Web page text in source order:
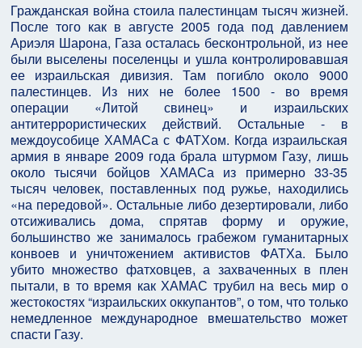
Гражданская война стоила палестинцам тысяч жизней.
После того как в августе 2005 года под давлением
Ариэля Шарона, Газа осталась бесконтрольной, из нее
были выселены поселенцы и ушла контролировавшая
ее израильская дивизия. Там погибло около 9000
палестинцев. Из них не более 1500 - во время
операции «Литой свинец» и израильских
антитеррористических действий. Остальные - в
междоусобице ХАМАСа с ФАТХом. Когда израильская
армия в январе 2009 года брала штурмом Газу, лишь
около тысячи бойцов ХАМАСа из примерно 33-35
тысяч человек, поставленных под ружье, находились
«на передовой». Остальные либо дезертировали, либо
отсиживались дома, спрятав форму и оружие,
большинство же занималось грабежом гуманитарных
конвоев и уничтожением активистов ФАТХа. Было
убито множество фатховцев, а захваченных в плен
пытали, в то время как ХАМАС трубил на весь мир о
жестокостях “израильских оккупантов”, о том, что только
немедленное международное вмешательство может
спасти Газу.